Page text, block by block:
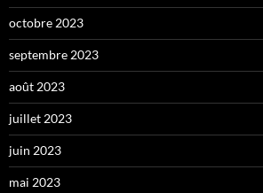
octobre 2023
septembre 2023
août 2023
juillet 2023
juin 2023
mai 2023